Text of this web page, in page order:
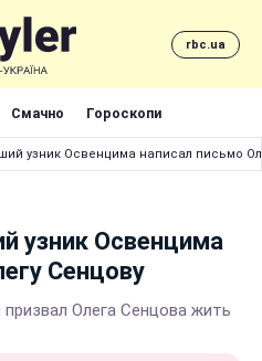
rbc.ua
Смачно Гороскопи
узник Освенцима написал письмо
узник Освенцима
Сенцову
Олега Сенцова жить